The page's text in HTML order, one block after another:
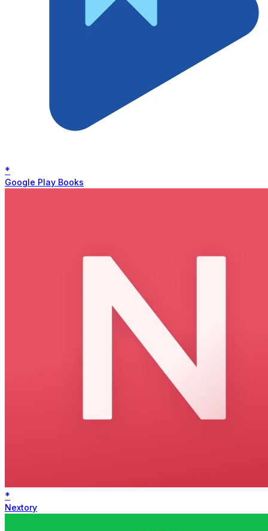
*
Google Play Books
*
Nextory